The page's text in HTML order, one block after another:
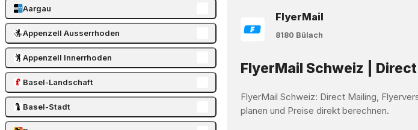
Aargau
Appenzell Ausserrhoden
Appenzell Innerrhoden
Basel-Landschaft
Basel-Stadt
FlyerMail
8180 Bülach
FlyerMail Schweiz |
FlyerMail Schweiz: Direct Mailing,
planen und Preise direkt berechnen.